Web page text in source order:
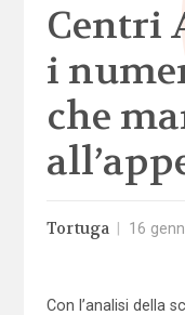
Centri
i
che
Tortuga 16
Con l’analisi della